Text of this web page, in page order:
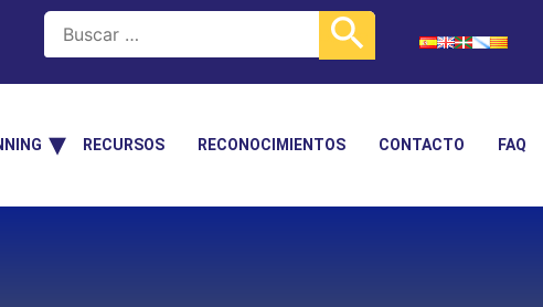
RECURSOS RECONOCIMIENTOS CONTACTO FAQ